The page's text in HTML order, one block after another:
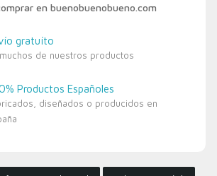
en buenobuenobueno.com
gratuíto
de nuestros productos
Productos Españoles
diseñados o producidos en